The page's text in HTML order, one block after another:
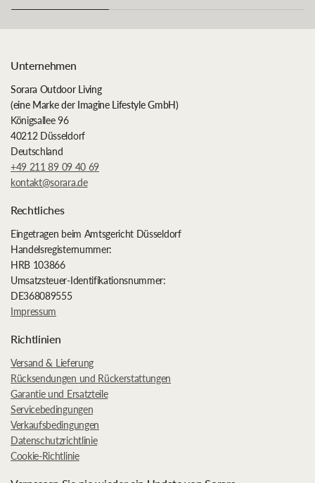
Unternehmen
Sorara Outdoor Living
(eine Marke der Imagine Lifestyle GmbH)
Königsallee 96
40212 Düsseldorf
Deutschland
+49 211 89 09 40 69
kontakt@sorara.de
Rechtliches
Eingetragen beim Amtsgericht Düsseldorf
Handelsregisternummer:
HRB 103866
Umsatzsteuer-Identifikationsnummer:
DE368089555
Impressum
Richtlinien
Versand & Lieferung
Rücksendungen und Rückerstattungen
Garantie und Ersatzteile
Servicebedingungen
Verkaufsbedingungen
Datenschutzrichtlinie
Cookie-Richtlinie